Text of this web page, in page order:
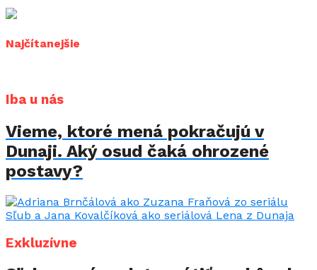
Najčítanejšie
Iba u nás
Vieme, ktoré mená pokračujú v
Dunaji. Aký osud čaká ohrozené
postavy?
Exkluzívne